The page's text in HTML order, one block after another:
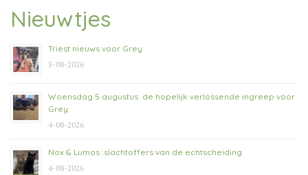
Nieuwtjes
Triest nieuws voor Grey
5-08-2026
Woensdag 5 augustus: de hopelijk verlossende ingreep voor
Grey
4-08-2026
Nox & Lumos :slachtoffers van de echtscheiding
4-08-2026